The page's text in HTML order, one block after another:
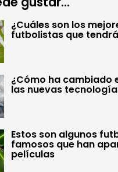
¿Cuáles son los
futbolistas que
¿Cómo ha cambiado
las nuevas
Estos son algunos
famosos que han
películas